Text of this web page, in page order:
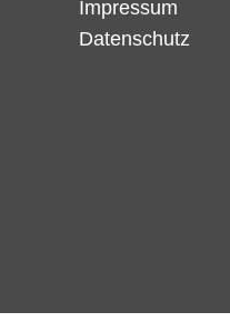
Impressum
Datenschutz